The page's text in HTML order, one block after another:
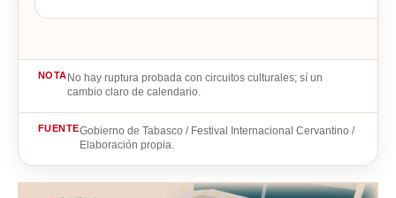
NOTA No hay ruptura probada con circuitos culturales; sí un
cambio claro de calendario.
FUENTEGobierno de Tabasco / Festival Internacional Cervantino /
Elaboración propia.